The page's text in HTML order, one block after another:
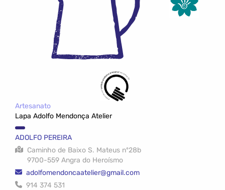
Artesanato
Lapa Adolfo Mendonça Atelier
ADOLFO PEREIRA
Caminho de Baixo S. Mateus nº28b
9700-559 Angra do Heroísmo
adolfomendoncaatelier@gmail.com
914 374 531